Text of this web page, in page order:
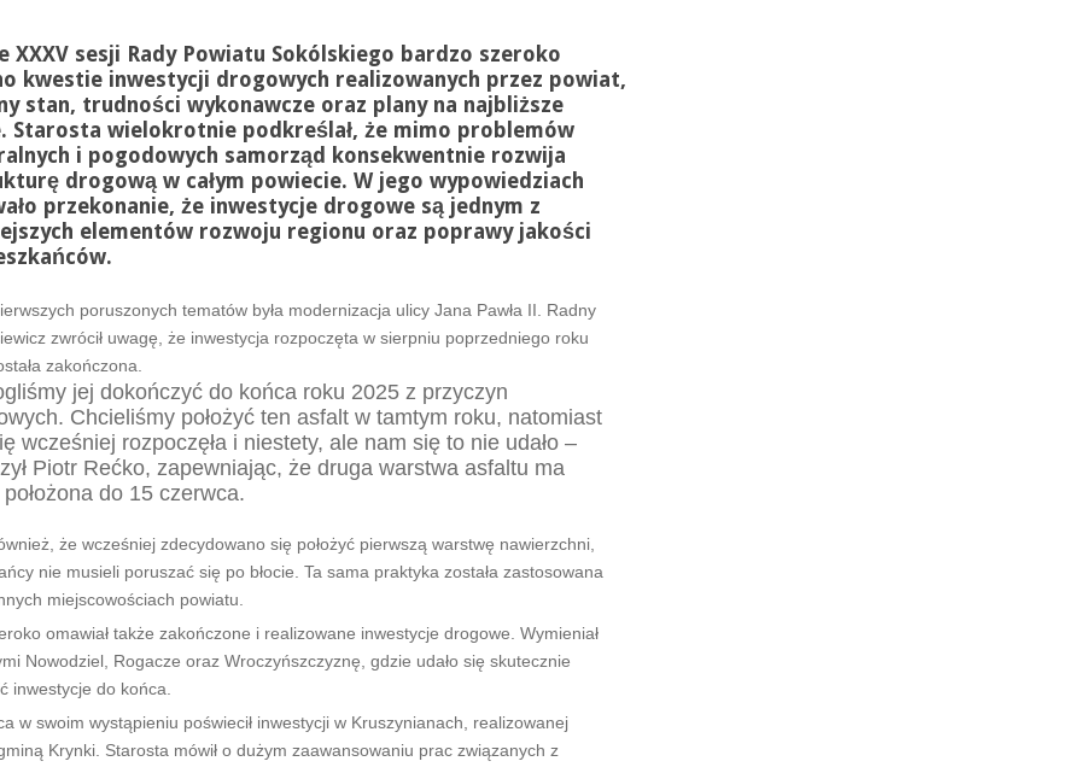
XXXV sesji Rady Powiatu Sokólskiego bardzo szeroko
kwestie inwestycji drogowych realizowanych przez powiat,
stan, trudności wykonawcze oraz plany na najbliższe
Starosta wielokrotnie podkreślał, że mimo problemów
i pogodowych samorząd konsekwentnie rozwija
drogową w całym powiecie. W jego wypowiedziach
przekonanie, że inwestycje drogowe są jednym z
elementów rozwoju regionu oraz poprawy jakości
poruszonych tematów była modernizacja ulicy Jana Pawła II. Radny
zwrócił uwagę, że inwestycja rozpoczęta w sierpniu poprzedniego roku
zakończona.
jej dokończyć do końca roku 2025 z przyczyn
Chcieliśmy położyć ten asfalt w tamtym roku, natomiast
wcześniej rozpoczęła i niestety, ale nam się to nie udało –
Piotr Rećko, zapewniając, że druga warstwa asfaltu ma
do 15 czerwca.
że wcześniej zdecydowano się położyć pierwszą warstwę nawierzchni,
nie musieli poruszać się po błocie. Ta sama praktyka została zastosowana
miejscowościach powiatu.
omawiał także zakończone i realizowane inwestycje drogowe. Wymieniał
Nowodziel, Rogacze oraz Wroczyńszczyznę, gdzie udało się skutecznie
inwestycje do końca.
w swoim wystąpieniu poświecił inwestycji w Kruszynianach, realizowanej
Krynki. Starosta mówił o dużym zaawansowaniu prac związanych z